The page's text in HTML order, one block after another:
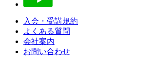
入会・受講規約
よくある質問
会社案内
お問い合わせ